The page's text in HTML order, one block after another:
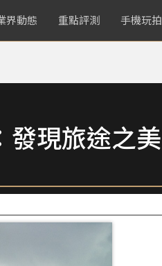
界動態 重點評測 手機玩拍
發現旅途之美